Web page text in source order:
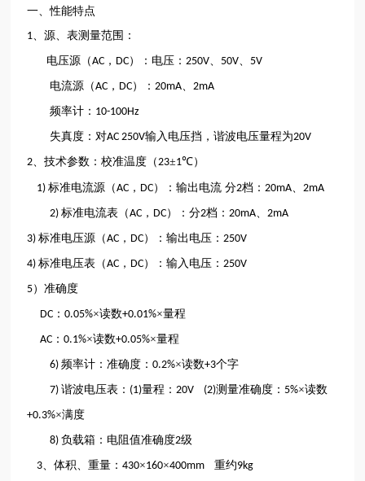
一、性能特点
1 、源、表测量范围：
电压源（AC ， DC）：电压： 250V 50V
5V
电流源（AC ， DC）： 20mA
2mA
频率计： 10-100Hz
失真度：对AC 250V输入电压挡，谐波电压量程为20V
2 、技术参数：校准温度（23±1℃）
1)标准电流源（AC ， DC）：输出电流 分2档： 20mA 2mA
2)标准电流表（AC ， DC）：分2档： 20mA 2mA
3)标准电压源（AC ， DC）：输出电压： 250V
4)标准电压表（AC ， DC）：输入电压： 250V
5）准确度
DC ：0.05%×读数+0.01%×量程
AC ：0.1%×读数+0.05%×量程
6)频率计：准确度：0.2%×读数+3个字
7)谐波电压表： (1)量程： 20V (2)测量准确度： 5%×读数
+0.3%×满度
8)负载箱：电阻值准确度2级
3 、体积、重量：430×160×400mm重约9kg